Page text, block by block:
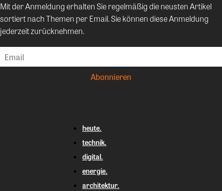
Mit der Anmeldung erhalten Sie regelmäßig die neusten Artikel
sortiert nach Themen per Email. Sie können diese Anmeldung
jederzeit zurücknehmen.
heute.
technik.
digital.
energie.
architektur.